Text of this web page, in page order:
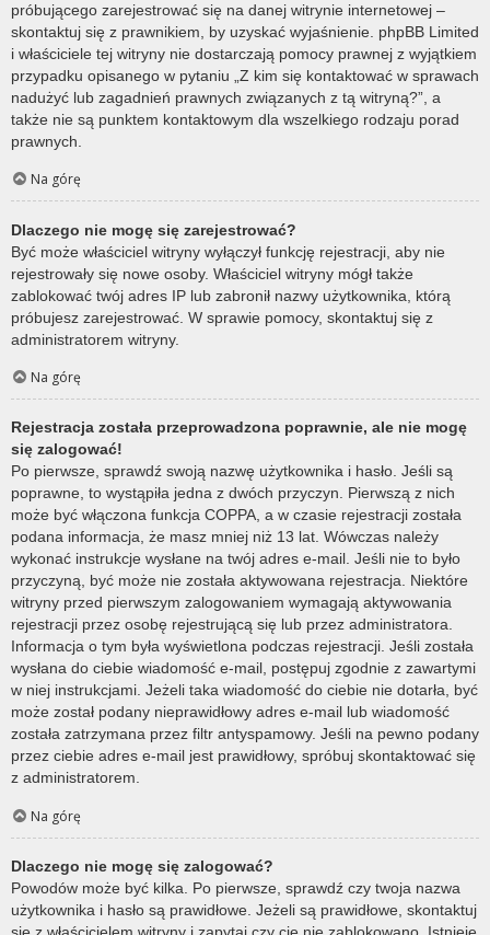
próbującego zarejestrować się na danej witrynie internetowej –
skontaktuj się z prawnikiem, by uzyskać wyjaśnienie. phpBB Limited
i właściciele tej witryny nie dostarczają pomocy prawnej z wyjątkiem
przypadku opisanego w pytaniu „Z kim się kontaktować w sprawach
nadużyć lub zagadnień prawnych związanych z tą witryną?”, a
także nie są punktem kontaktowym dla wszelkiego rodzaju porad
prawnych.
Na górę
Dlaczego nie mogę się zarejestrować?
Być może właściciel witryny wyłączył funkcję rejestracji, aby nie
rejestrowały się nowe osoby. Właściciel witryny mógł także
zablokować twój adres IP lub zabronił nazwy użytkownika, którą
próbujesz zarejestrować. W sprawie pomocy, skontaktuj się z
administratorem witryny.
Na górę
Rejestracja została przeprowadzona poprawnie, ale nie mogę
się zalogować!
Po pierwsze, sprawdź swoją nazwę użytkownika i hasło. Jeśli są
poprawne, to wystąpiła jedna z dwóch przyczyn. Pierwszą z nich
może być włączona funkcja COPPA, a w czasie rejestracji została
podana informacja, że masz mniej niż 13 lat. Wówczas należy
wykonać instrukcje wysłane na twój adres e-mail. Jeśli nie to było
przyczyną, być może nie została aktywowana rejestracja. Niektóre
witryny przed pierwszym zalogowaniem wymagają aktywowania
rejestracji przez osobę rejestrującą się lub przez administratora.
Informacja o tym była wyświetlona podczas rejestracji. Jeśli została
wysłana do ciebie wiadomość e-mail, postępuj zgodnie z zawartymi
w niej instrukcjami. Jeżeli taka wiadomość do ciebie nie dotarła, być
może został podany nieprawidłowy adres e-mail lub wiadomość
została zatrzymana przez filtr antyspamowy. Jeśli na pewno podany
przez ciebie adres e-mail jest prawidłowy, spróbuj skontaktować się
z administratorem.
Na górę
Dlaczego nie mogę się zalogować?
Powodów może być kilka. Po pierwsze, sprawdź czy twoja nazwa
użytkownika i hasło są prawidłowe. Jeżeli są prawidłowe, skontaktuj